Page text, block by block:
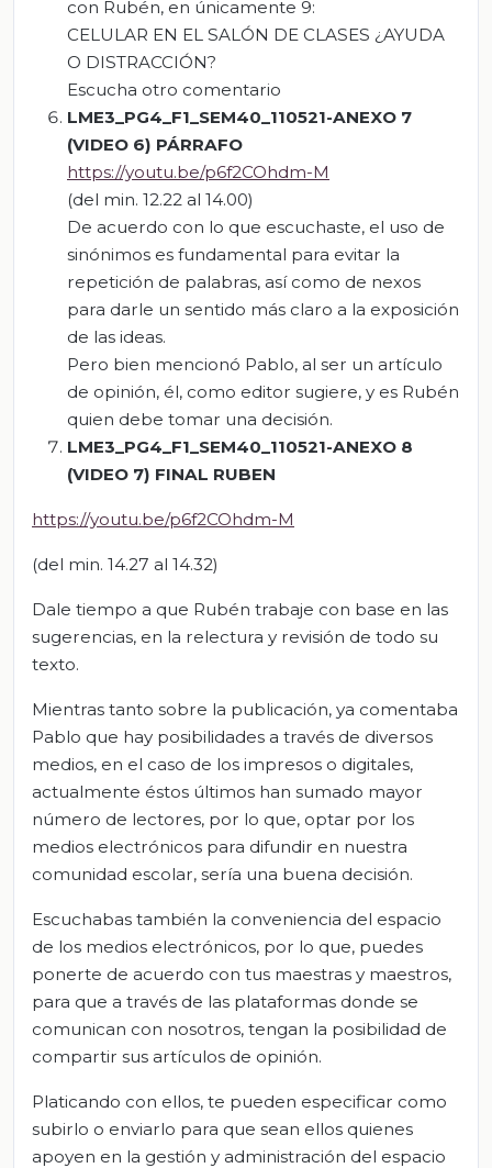
con Rubén, en únicamente 9:
CELULAR EN EL SALÓN DE CLASES ¿AYUDA
O DISTRACCIÓN?
Escucha otro comentario
LME3_PG4_F1_SEM40_110521-ANEXO 7
(VIDEO 6) PÁRRAFO
https://youtu.be/p6f2COhdm-M
(del min. 12.22 al 14.00)
De acuerdo con lo que escuchaste, el uso de
sinónimos es fundamental para evitar la
repetición de palabras, así como de nexos
para darle un sentido más claro a la exposición
de las ideas.
Pero bien mencionó Pablo, al ser un artículo
de opinión, él, como editor sugiere, y es Rubén
quien debe tomar una decisión.
LME3_PG4_F1_SEM40_110521-ANEXO 8
(VIDEO 7) FINAL RUBEN
https://youtu.be/p6f2COhdm-M
(del min. 14.27 al 14.32)
Dale tiempo a que Rubén trabaje con base en las
sugerencias, en la relectura y revisión de todo su
texto.
Mientras tanto sobre la publicación, ya comentaba
Pablo que hay posibilidades a través de diversos
medios, en el caso de los impresos o digitales,
actualmente éstos últimos han sumado mayor
número de lectores, por lo que, optar por los
medios electrónicos para difundir en nuestra
comunidad escolar, sería una buena decisión.
Escuchabas también la conveniencia del espacio
de los medios electrónicos, por lo que, puedes
ponerte de acuerdo con tus maestras y maestros,
para que a través de las plataformas donde se
comunican con nosotros, tengan la posibilidad de
compartir sus artículos de opinión.
Platicando con ellos, te pueden especificar como
subirlo o enviarlo para que sean ellos quienes
apoyen en la gestión y administración del espacio